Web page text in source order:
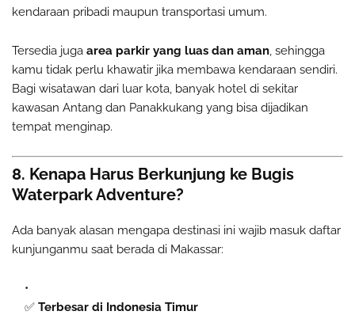
kendaraan pribadi maupun transportasi umum.
Tersedia juga area parkir yang luas dan aman, sehingga
kamu tidak perlu khawatir jika membawa kendaraan sendiri.
Bagi wisatawan dari luar kota, banyak hotel di sekitar
kawasan Antang dan Panakkukang yang bisa dijadikan
tempat menginap.
8. Kenapa Harus Berkunjung ke Bugis
Waterpark Adventure?
Ada banyak alasan mengapa destinasi ini wajib masuk daftar
kunjunganmu saat berada di Makassar:
✅ Terbesar di Indonesia Timur